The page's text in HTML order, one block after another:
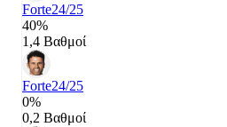
Forte24/25
40%
1,4 Βαθμοί
Forte24/25
0%
0,2 Βαθμοί